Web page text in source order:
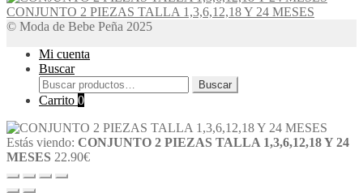
CONJUNTO 2 PIEZAS TALLA 1,3,6,12,18 Y 24 MESES
© Moda de Bebe Peña 2025
Mi cuenta
Buscar
Buscar
por:
Buscar
Carrito 0
Estás viendo: CONJUNTO 2 PIEZAS TALLA 1,3,6,12,18 Y 24
MESES 22.90€